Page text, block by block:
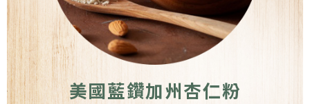
美國藍鑽加州杏仁粉